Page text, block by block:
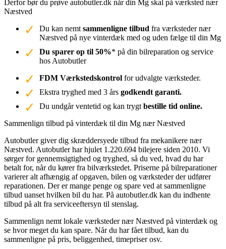
Derfor bør du prøve autobutler.dk når din Mg skal på værksted nær
Næstved
Du kan nemtsammenligne tilbud fra værksteder nær
Næstved på nye vinterdæk med og uden fælge til din Mg
Du sparer op til 50%* på din bilreparation og service
hos Autobutler
FDM Værkstedskontrol for udvalgte værksteder.
Ekstra tryghed med 3 års godkendt garanti.
Du undgår ventetid og kan trygtbestille tid online.
Sammenlign tilbud på vinterdæk til din Mg nær Næstved
Autobutler giver dig skræddersyede tilbud fra mekanikere nær
Næstved. Autobutler har hjulet 1.220.694 bilejere siden 2010. Vi
sørger for gennemsigtighed og tryghed, så du ved, hvad du har
betalt for, når du kører fra bilværkstedet. Priserne på bilreparationer
varierer alt afhængig af opgaven, bilen og værksteder der udfører
reparationen. Der er mange penge og spare ved at sammenligne
tilbud uanset hvilken bil du har. På autobutler.dk kan du indhente
tilbud på alt fra serviceeftersyn til stenslag.
Sammenlign nemt lokale værksteder nær Næstved på vinterdæk og
se hvor meget du kan spare. Når du har fået tilbud, kan du
sammenligne på pris, beliggenhed, timepriser osv.